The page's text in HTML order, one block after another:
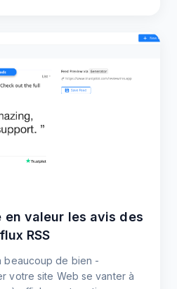
en valeur les avis des
RSS
beaucoup de bien -
votre site Web se vanter à